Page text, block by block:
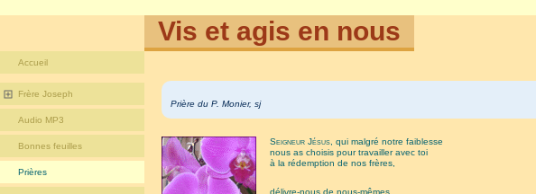
Vis et agis en nous
Prière du P. Monier, sj
Seigneur Jésus, qui malgré notre faiblesse
nous as choisis pour travailler avec toi
à la rédemption de nos frères,
Accueil
Frère Joseph
Audio MP3
Bonnes feuilles
Prières